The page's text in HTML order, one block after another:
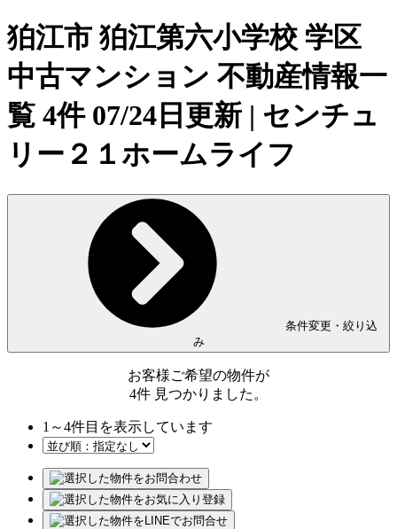
狛江市 狛江第六小学校 学区
中古マンション 不動産情報一
覧 4件 07/24日更新 | センチュ
リー２１ホームライフ
条件変更・絞り込
み
お客様ご希望の物件が
4件 見つかりました。
1 ～4件目を表示しています